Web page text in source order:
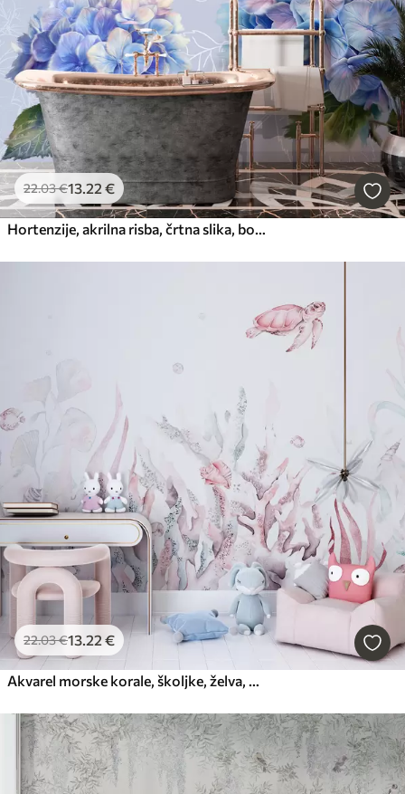
22.03€13.22 €
Hortenzije, akrilna risba, črtna slika, botanični, vijolične barve
22.03€13.22 €
Akvarel morske korale, školjke, želva, morsko življenje, nežno roza barve